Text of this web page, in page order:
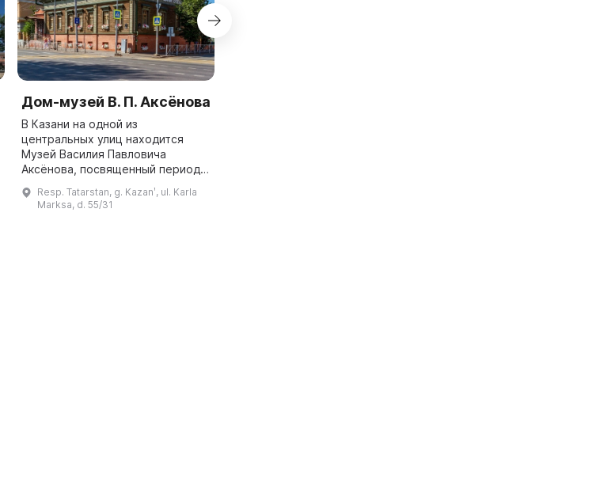
Дом-музей В. П. Аксёнова
В Казани на одной из
центральных улиц находится
Музей Василия Павловича
Аксёнова, посвященный периоду
1948 гг. В 2009 г. дом-музей был
открыт по инициативе мэрии
Resp. Tatarstan, g. Kazanʹ, ul. Karla
Marksa, d. 55/31